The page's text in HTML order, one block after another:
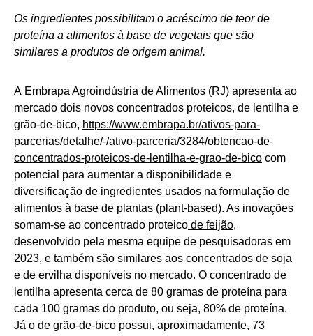
Os ingredientes possibilitam o acréscimo de teor de
proteína a alimentos à base de vegetais que são
similares a produtos de origem animal.
A Embrapa Agroindústria de Alimentos (RJ) apresenta ao
mercado dois novos concentrados proteicos, de lentilha e
grão-de-bico, https://www.embrapa.br/ativos-para-
parcerias/detalhe/-/ativo-parceria/3284/obtencao-de-
concentrados-proteicos-de-lentilha-e-grao-de-bico com
potencial para aumentar a disponibilidade e
diversificação de ingredientes usados na formulação de
alimentos à base de plantas (plant-based). As inovações
somam-se ao concentrado proteico de feijão,
desenvolvido pela mesma equipe de pesquisadoras em
2023, e também são similares aos concentrados de soja
e de ervilha disponíveis no mercado. O concentrado de
lentilha apresenta cerca de 80 gramas de proteína para
cada 100 gramas do produto, ou seja, 80% de proteína.
Já o de grão-de-bico possui, aproximadamente, 73